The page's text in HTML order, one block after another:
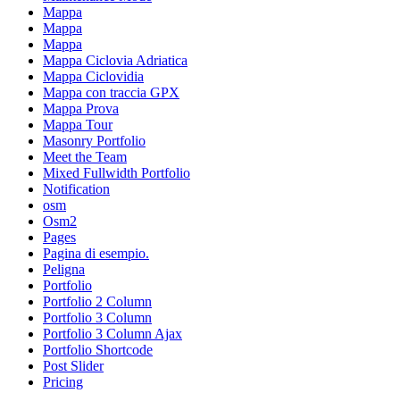
Mappa
Mappa
Mappa
Mappa Ciclovia Adriatica
Mappa Ciclovidia
Mappa con traccia GPX
Mappa Prova
Mappa Tour
Masonry Portfolio
Meet the Team
Mixed Fullwidth Portfolio
Notification
osm
Osm2
Pages
Pagina di esempio.
Peligna
Portfolio
Portfolio 2 Column
Portfolio 3 Column
Portfolio 3 Column Ajax
Portfolio Shortcode
Post Slider
Pricing